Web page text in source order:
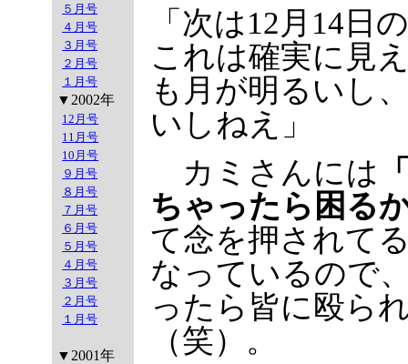
５月号
４月号
３月号
２月号
１月号
▼2002年
12月号
11月号
10月号
９月号
８月号
７月号
６月号
５月号
４月号
３月号
２月号
１月号
▼2001年
「次は12月14日
これは確実に見
も月が明るいし
いしねえ」
カミさんには
ちゃったら困る
て念を押されて
なっているので
ったら皆に殴ら
（笑）。